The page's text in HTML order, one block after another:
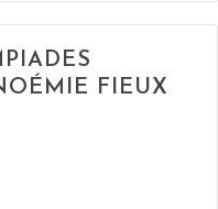
FIEUX